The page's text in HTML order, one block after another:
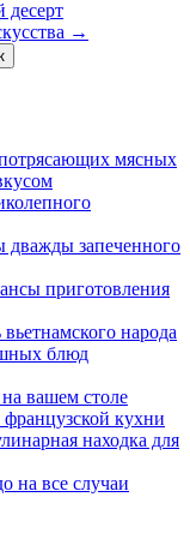
десерт
→
мясных
дважды запеченного
приготовления
народа
блюд
вашем столе
кухни
находка для
на все случаи